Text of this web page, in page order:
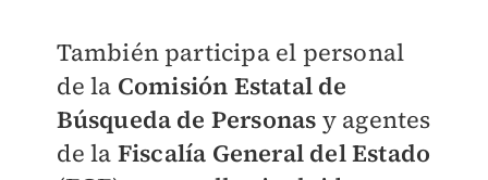
También participa el personal
de la Comisión Estatal de
Búsqueda de Personas y agentes
de la Fiscalía General del Estado